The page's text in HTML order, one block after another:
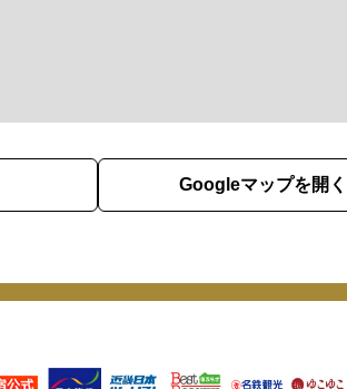
Googleマップを開く